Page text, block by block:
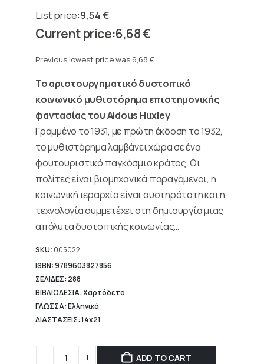
9,54€
Original
price
9,54 €.
6,68€
price
6,68 €.
Previous lowest price was 6,68 €.
Το αριστουργηματικό δυστοπικό
κοινωνικό μυθιστόρημα επιστημονικής
φαντασίας του Aldous Huxley
Γραμμένο το 1931, με πρώτη έκδοση το 1932,
το μυθιστόρημα λαμβάνει χώρα σε ένα
φουτουριστικό παγκόσμιο κράτος. Οι
πολίτες είναι βιομηχανικά παραγόμενοι, η
κοινωνική ιεραρχία είναι αυστηρότατη και η
τεχνολογία συμμετέχει στη δημιουργία μιας
απόλυτα δυστοπικής κοινωνίας…
SKU: 005022
ISBN: 9789603827856
ΣΕΛΙΔΕΣ: 288
ΒΙΒΛΙΟΔΕΣΙΑ: Χαρτόδετο
ΓΛΩΣΣΑ: Ελληνικά
ΔΙΑΣΤΑΣΕΙΣ: 14x21
ADD TO CART